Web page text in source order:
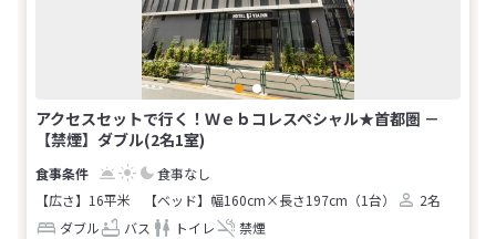
アクセスセットで行く！Ｗｅｂコレスペシャル★首都圏 －
【禁煙】ダブル(2名1室)
食事なし
【広さ】16平米
【ベッド】幅160cm×長さ197cm（1台）
2名
ダブル
バス トイレ 禁煙